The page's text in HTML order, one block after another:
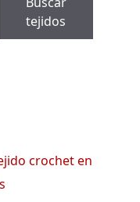
tejidos
crochet en